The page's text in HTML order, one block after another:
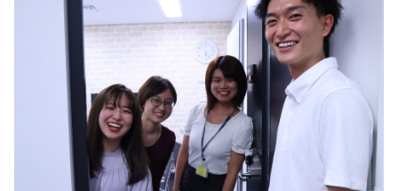
新卒エージェント
イベント・セミナー
インタビュー
4択課題
ナレッジ
リファレンス
プログラミング言語
評価結果一覧
再チャレンジ結果一覧
ゲーム・マンガ
Tech Team Journal
paiza times
paizaとは？